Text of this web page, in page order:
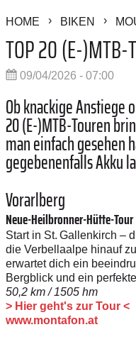
HOME BIKEN
TOP 20 (E-)MTB-
09/04/2026 - 07:00
Ob knackige Anstiege
20 (E-)MTB-Touren
man einfach gesehen
gegebenenfalls Akku
Vorarlberg
Neue-Heilbronner-Hütte-Tour
Start in St. Gallenkirch –
die Verbellaalpe hinauf
erwartet dich ein
Bergblick und ein
50,2 km / 1505 hm
> Hier geht's zur Tour <
www.montafon.at